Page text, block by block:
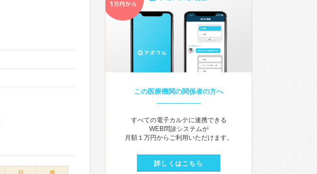
日 祝
この医療機関の関係者の方へ
すべての電子カルテに連携できる
WEB問診システムが
月額１万円からご利用いただけます。
詳しくはこちら